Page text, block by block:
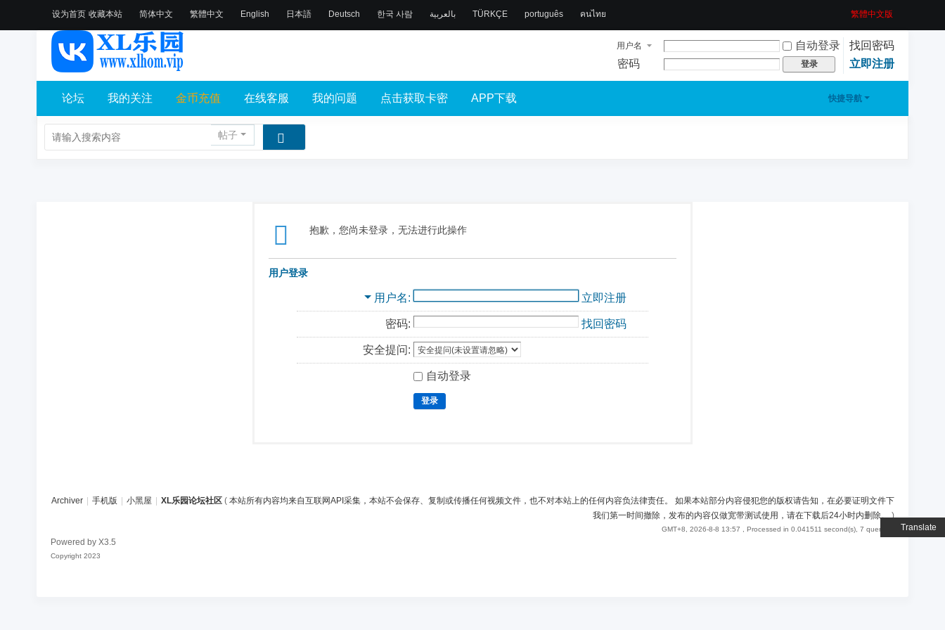
设为首页 收藏本站
Translate
简体中文 繁體中文 English 日本語 Deutsch 한국 사람 بالعربية TÜRKÇE português คนไทย 繁體中文版
用户名 自动登录
找回密码
密码
登录 立即注册
快捷导航
论坛 我的关注 金币充值 在线客服 我的问题 点击获取卡密 APP下载
帖子
抱歉，您尚未登录，无法进行此操作
用户登录
用户名 立即注册
密码: 找回密码
安全提问:
自动登录
登录
Archiver 手机版 小黑屋 XL乐园论坛社区 ( 本站所有内容均来自互联网API采集，本站不会保存、复制或传播任何视频文件，也不对本站上的任何内容负法律责任。 如果本站部分内容侵犯您的版权请告知，在必要证明文件下
我们第一时间撤除，发布的内容仅做宽带测试使用，请在下载后24小时内删除。)
GMT+8, 2026-8-8 13:57 , Processed in 0.041511 second(s), 7 queries .
Powered by X3.5
Copyright 2023